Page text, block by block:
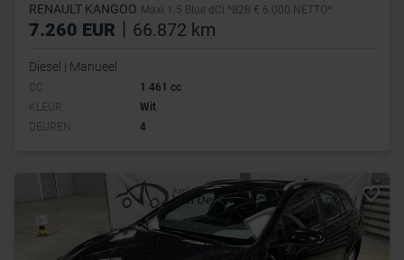
RENAULT KANGOO Maxi 1.5 Blue dCi *B2B € 6.000 NETTO*
7.260 EUR | 66.872 km
Diesel | Manueel
CC
1 461 cc
KLEUR
Wit
DEUREN
4